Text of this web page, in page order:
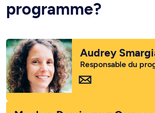
programme?
Audrey
Responsable du